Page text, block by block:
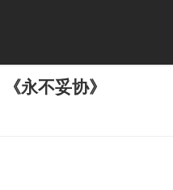
永不妥协》